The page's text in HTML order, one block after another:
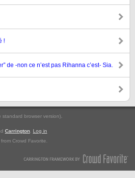
!
de -non ce n’est pas Rihanna c’est- Sia.
standard browser version).
Carrington
Log in
Crowd Favorite.